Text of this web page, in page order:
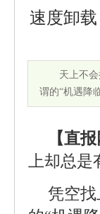
速度卸
天上不
谓的“机遇降
【直
上却总是
凭空